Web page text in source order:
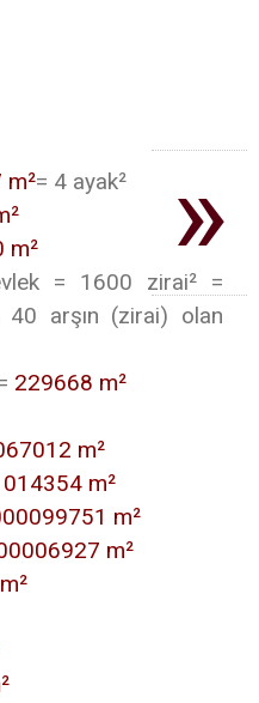
= 4 ayak²
m²
= 1600 zirai² =
arşın (zirai) olan
229668 m²
m²
014354 m²
m²
m²
»